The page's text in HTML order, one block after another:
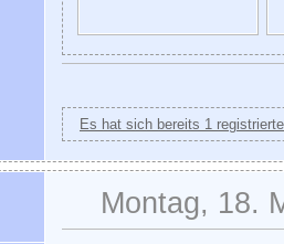
Es hat sich bereits 1
Montag, 18.